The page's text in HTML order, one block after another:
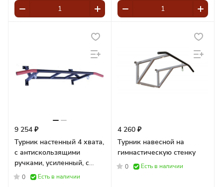
9 254 ₽
Турник настенный 4 хвата,
c антискользящими
ручками, усиленный, с
кольцами Pioner A17807
0 Есть в наличии
4 260 ₽
Турник навесной на
гимнастическую стенку
0 Есть в наличии